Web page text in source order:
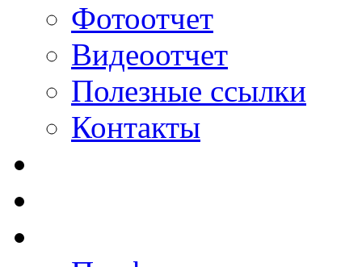
Фотоотчет
Видеоотчет
Полезные ссылки
Контакты